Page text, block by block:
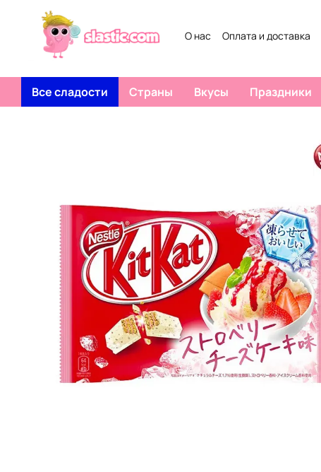
Перейти к основному контенту
О нас
Оплата и доставка
Все сладости Страны Вкусы Праздники